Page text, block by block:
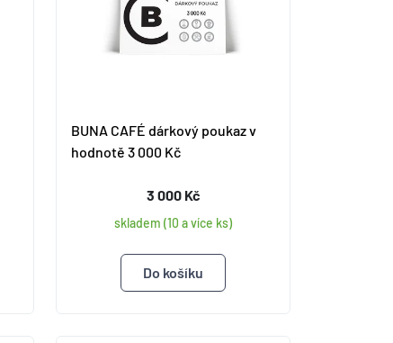
BUNA CAFÉ dárkový poukaz v
hodnotě 3 000 Kč
3 000 Kč
skladem (10 a více ks)